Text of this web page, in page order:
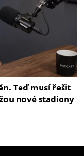
Teď musí řešit
nové stadiony